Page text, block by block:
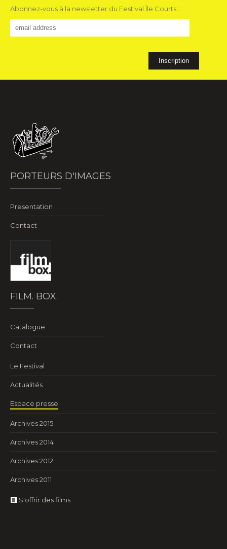
Abonnez-vous à la newsletter du Festival Île Courts :
PORTEURS D'IMAGES
Presentation
Contact
FILM. BOX.
Catalogue
Contact
Le Festival
Actualités
Espace presse
Archives 2015
Archives 2014
Archives 2012
Archives 2011
S'offrir des films